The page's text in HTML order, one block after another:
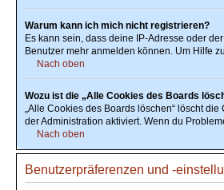
Warum kann ich mich nicht registrieren?
Es kann sein, dass deine IP-Adresse oder
Benutzer mehr anmelden können. Um Hilfe
Nach oben
Wozu ist die „Alle Cookies des Boards
„Alle Cookies des Boards löschen“ löscht
der Administration aktiviert. Wenn du
Nach oben
Benutzerpräferenzen und -